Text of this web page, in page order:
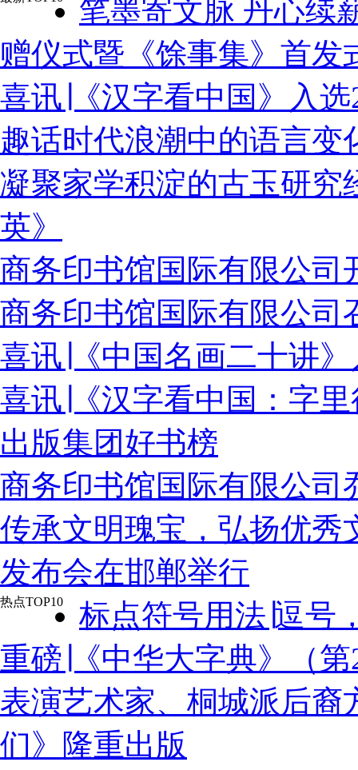
笔墨寄文脉 丹心
赠仪式暨《馀事集》首发
喜讯∣《汉字看中国》入
趣话时代浪潮中的语言
凝聚家学积淀的古玉研
英》
商务印书馆国际有限公司
商务印书馆国际有限公司
喜讯∣《中国名画二十讲
喜讯∣《汉字看中国：字
出版集团好书榜
商务印书馆国际有限公司
传承文明瑰宝，弘扬优
发布会在邯郸举行
热点TOP10
标点符号用法∣逗号
重磅∣《中华大字典》（
表演艺术家、桐城派后裔
们》隆重出版